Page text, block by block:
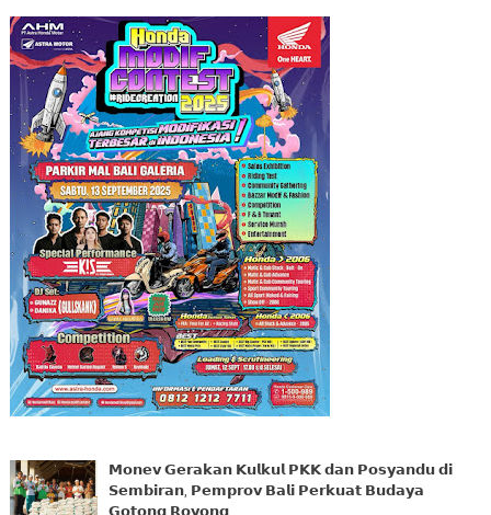
𝗠𝗼𝗻𝗲𝘃 𝗚𝗲𝗿𝗮𝗸𝗮𝗻 𝗞𝘂𝗹𝗸𝘂𝗹 𝗣𝗞𝗞 𝗱𝗮𝗻 𝗣𝗼𝘀𝘆𝗮𝗻𝗱𝘂 𝗱𝗶
𝗦𝗲𝗺𝗯𝗶𝗿𝗮𝗻, 𝗣𝗲𝗺𝗽𝗿𝗼𝘃 𝗕𝗮𝗹𝗶 𝗣𝗲𝗿𝗸𝘂𝗮𝘁 𝗕𝘂𝗱𝗮𝘆𝗮